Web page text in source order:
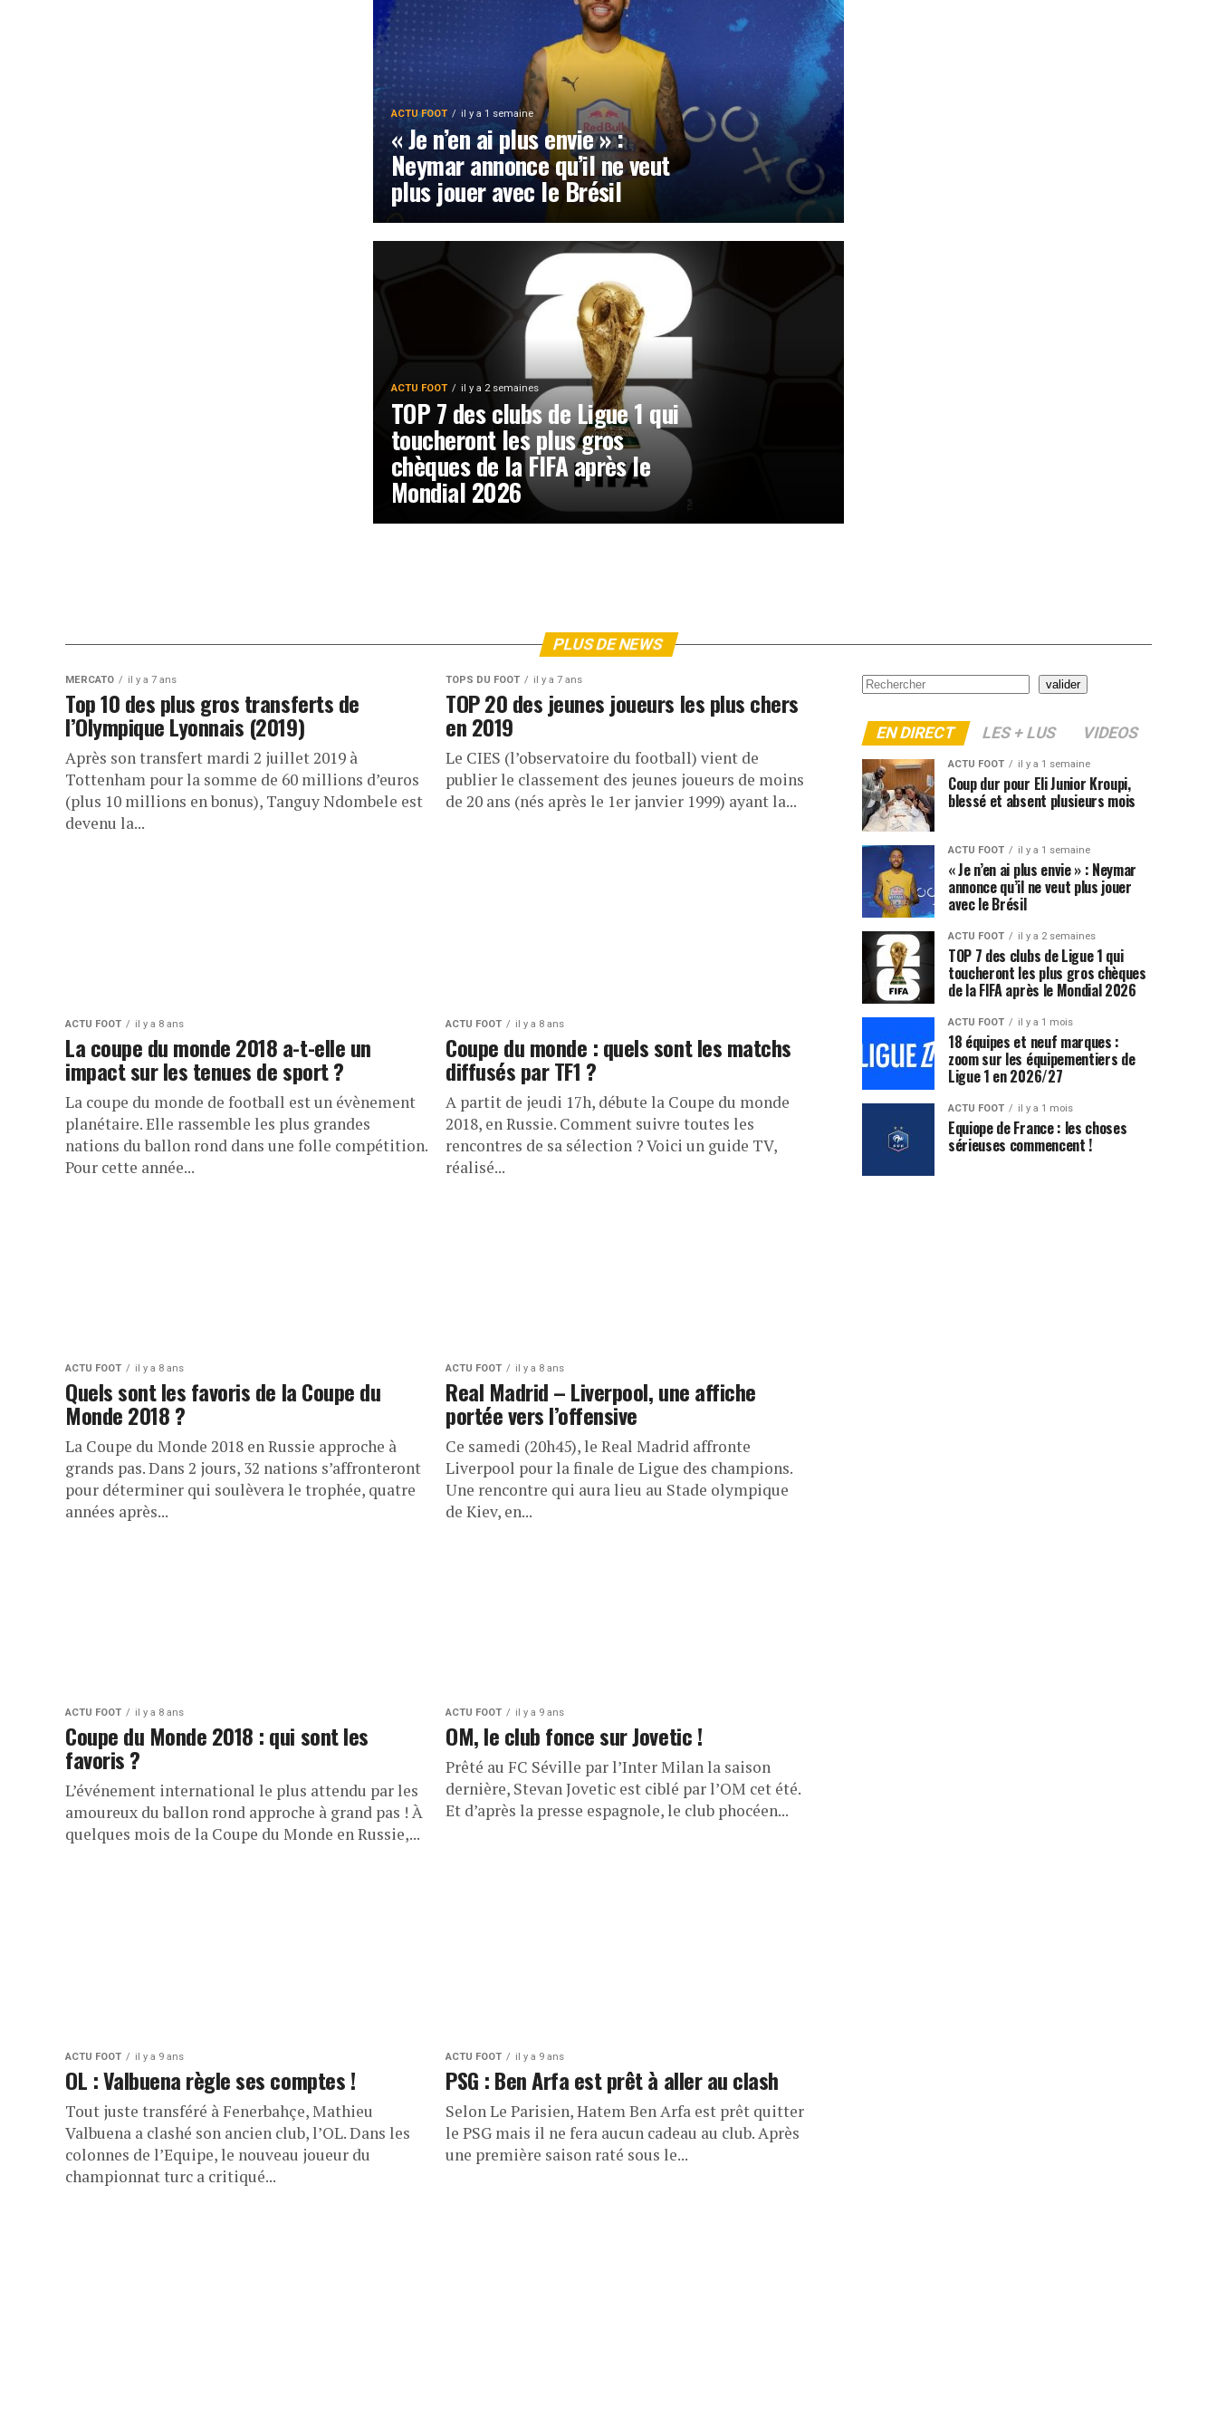
ACTU FOOT il y a 1 semaine
« Je n’en ai plus envie » :
Neymar annonce qu’il ne veut
plus jouer avec le Brésil
ACTU FOOT il y a 2 semaines
TOP 7 des clubs de Ligue 1 qui
toucheront les plus gros
chèques de la FIFA après le
Mondial 2026
PLUS DE NEWS
MERCATO il y a 7 ans
Top 10 des plus gros transferts de
l’Olympique Lyonnais (2019)
Après son transfert mardi 2 juillet 2019 à
Tottenham pour la somme de 60 millions d’euros
(plus 10 millions en bonus), Tanguy Ndombele est
devenu la...
TOPS DU FOOT il y a 7 ans
TOP 20 des jeunes joueurs les plus chers
en 2019
Le CIES (l’observatoire du football) vient de
publier le classement des jeunes joueurs de moins
de 20 ans (nés après le 1er janvier 1999) ayant la...
ACTU FOOT il y a 8 ans
La coupe du monde 2018 a-t-elle un
impact sur les tenues de sport ?
La coupe du monde de football est un évènement
planétaire. Elle rassemble les plus grandes
nations du ballon rond dans une folle compétition.
Pour cette année...
ACTU FOOT il y a 8 ans
Coupe du monde : quels sont les matchs
diffusés par TF1 ?
A partit de jeudi 17h, débute la Coupe du monde
2018, en Russie. Comment suivre toutes les
rencontres de sa sélection ? Voici un guide TV,
réalisé...
ACTU FOOT il y a 8 ans
Quels sont les favoris de la Coupe du
Monde 2018 ?
La Coupe du Monde 2018 en Russie approche à
grands pas. Dans 2 jours, 32 nations s’affronteront
pour déterminer qui soulèvera le trophée, quatre
années après...
ACTU FOOT il y a 8 ans
Real Madrid – Liverpool, une affiche
portée vers l’offensive
Ce samedi (20h45), le Real Madrid affronte
Liverpool pour la finale de Ligue des champions.
Une rencontre qui aura lieu au Stade olympique
de Kiev, en...
ACTU FOOT il y a 8 ans
Coupe du Monde 2018 : qui sont les
favoris ?
L’événement international le plus attendu par les
amoureux du ballon rond approche à grand pas ! À
quelques mois de la Coupe du Monde en Russie,...
ACTU FOOT il y a 9 ans
OM, le club fonce sur Jovetic !
Prêté au FC Séville par l’Inter Milan la saison
dernière, Stevan Jovetic est ciblé par l’OM cet été.
Et d’après la presse espagnole, le club phocéen...
ACTU FOOT il y a 9 ans
OL : Valbuena règle ses comptes !
Tout juste transféré à Fenerbahçe, Mathieu
Valbuena a clashé son ancien club, l’OL. Dans les
colonnes de l’Equipe, le nouveau joueur du
championnat turc a critiqué...
ACTU FOOT il y a 9 ans
PSG : Ben Arfa est prêt à aller au clash
Selon Le Parisien, Hatem Ben Arfa est prêt quitter
le PSG mais il ne fera aucun cadeau au club. Après
une première saison raté sous le...
Rechercher valider
EN DIRECT LES + LUS VIDEOS
ACTU FOOT il y a 1 semaine
Coup dur pour Eli Junior Kroupi,
blessé et absent plusieurs mois
ACTU FOOT il y a 1 semaine
« Je n’en ai plus envie » : Neymar
annonce qu’il ne veut plus jouer
avec le Brésil
ACTU FOOT il y a 2 semaines
TOP 7 des clubs de Ligue 1 qui
toucheront les plus gros chèques
de la FIFA après le Mondial 2026
ACTU FOOT il y a 1 mois
18 équipes et neuf marques :
zoom sur les équipementiers de
Ligue 1 en 2026/27
ACTU FOOT il y a 1 mois
Equiope de France : les choses
sérieuses commencent !